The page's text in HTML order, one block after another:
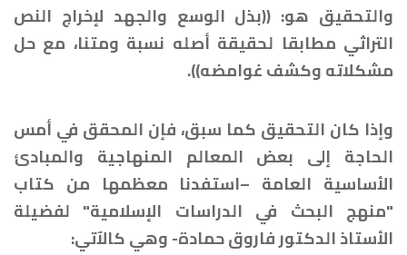
والتحقيق هو: ((بذل الوسع والجهد لإخراج النص
التراثي مطابقا لحقيقة أصله نسبة ومتنا، مع حل
مشكلاته وكشف غوامضه)).
وإذا كان التحقيق كما سبق، فإن المحقق في أمس
الحاجة إلى بعض المعالم المنهاجية والمبادئ
الأساسية العامة –استفدنا معظمها من كتاب
"منهج البحث في الدراسات الإسلامية" لفضيلة
الأستاذ الدكتور فاروق حمادة- وهي كالآتي: